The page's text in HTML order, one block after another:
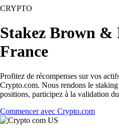
CRYPTO
Stakez Brown &
France
Profitez de récompenses sur vos
Crypto.com. Nous rendons le
positions, participez à la validation
Commencer avec Crypto.com